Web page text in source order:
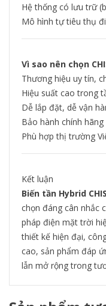
Hệ thống có lưu trữ
Mô hình tự tiêu thụ
Vì sao nên chọn
Thương hiệu uy tín,
Hiệu suất cao trong
Dễ lắp đặt, dễ vận
Bảo hành chính hãng
Phù hợp thị trường
Kết luận
Biến tần Hybrid
chọn đáng cân nhắc
pháp điện mặt trời
thiết kế hiện đại,
cao, sản phẩm đáp
lẫn mở rộng trong